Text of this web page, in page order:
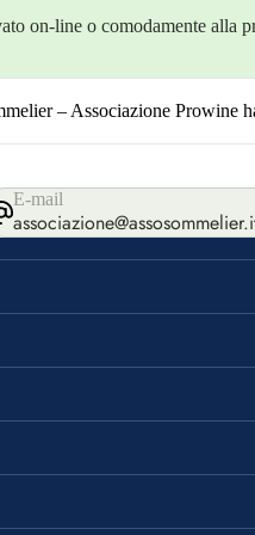
on-line o comodamente alla
– Associazione Prowine
E-mail